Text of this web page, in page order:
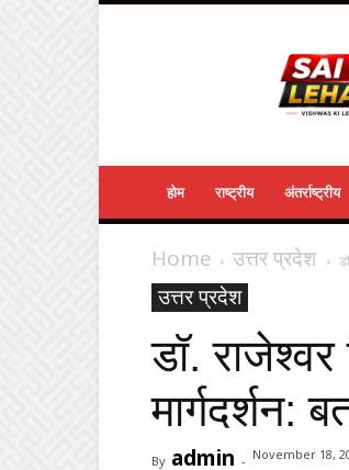
होम राष्ट्रीय अंतर्राष्ट्रीय
Home उत्तर प्रदेश
उत्तर प्रदेश
डॉ.
मार्गदर्शन:
By admin - November 18,